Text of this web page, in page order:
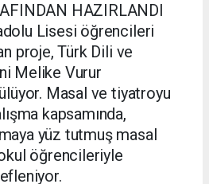
HAZIRLANDI
Lisesi öğrencileri
proje, Türk Dili ve
Melike Vurur
Masal ve tiyatroyu
kapsamında,
yüz tutmuş masal
öğrencileriyle